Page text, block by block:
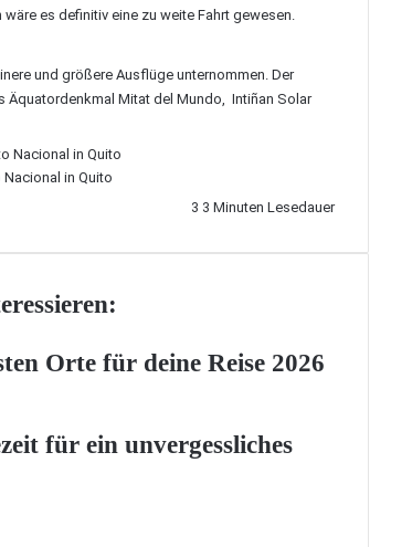
es definitiv eine zu weite Fahrt gewesen.
und größere Ausflüge unternommen. Der
Äquatordenkmal Mitat del Mundo, Intiñan Solar
in Quito
3 3 Minuten Lesedauer
Orte für deine Reise 2026
für ein unvergessliches